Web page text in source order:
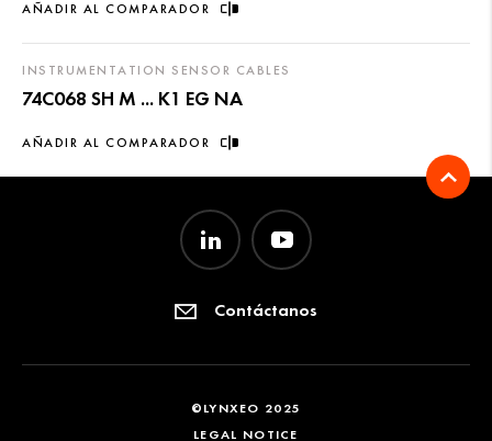
AÑADIR AL COMPARADOR
AÑADIR AL COMPARADOR
INSTRUMENTATION SENSOR CABLES
74C068 SH M ... K1 EG NA
Contáctanos
©LYNXEO 2025
LEGAL NOTICE